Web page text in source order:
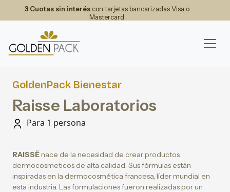
3 Cuotas sin interéscon tarjetas bancarizadas Visa o
Mastercard
GoldenPack Bienestar
Raisse Laboratorios
Para 1 persona
RAISSËnace de la necesidad de crear productos
dermocosmeticos de alta calidad. Sus fórmulas están
inspiradas en la dermocosmética francesa, líder mundial en
esta industria. Las formulaciones fueron realizadas por un